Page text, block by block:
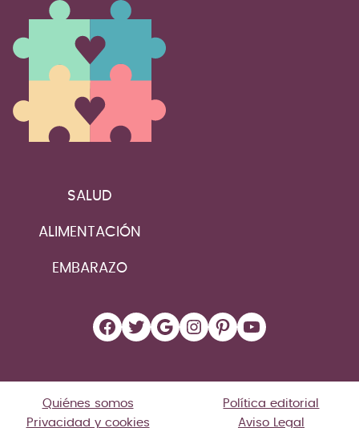
SALUD
ALIMENTACIÓN
EMBARAZO
Facebook
Twitter
Google
Instagram
Pinterest
YouTube
Quiénes somos
Política editorial
Privacidad y cookies
Aviso Legal